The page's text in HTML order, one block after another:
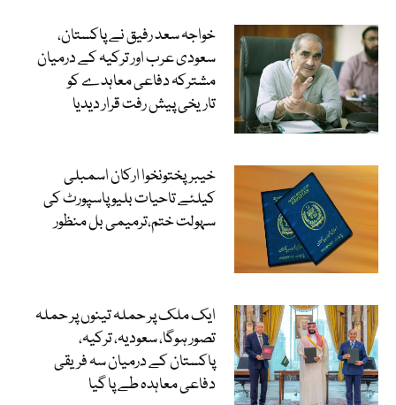
خواجہ سعد رفیق نے پاکستان،
سعودی عرب اور ترکیہ کے درمیان
مشترکہ دفاعی معاہدے کو
تاریخی پیش رفت قرار دیدیا
خیبرپختونخوا ارکان اسمبلی
کیلئے تاحیات بلیو پاسپورٹ کی
سہولت ختم،ترمیمی بل منظور
ایک ملک پر حملہ تینوں پر حملہ
تصور ہوگا، سعودیہ، ترکیہ،
پاکستان کے درمیان سہ فریقی
دفاعی معاہدہ طے پا گیا